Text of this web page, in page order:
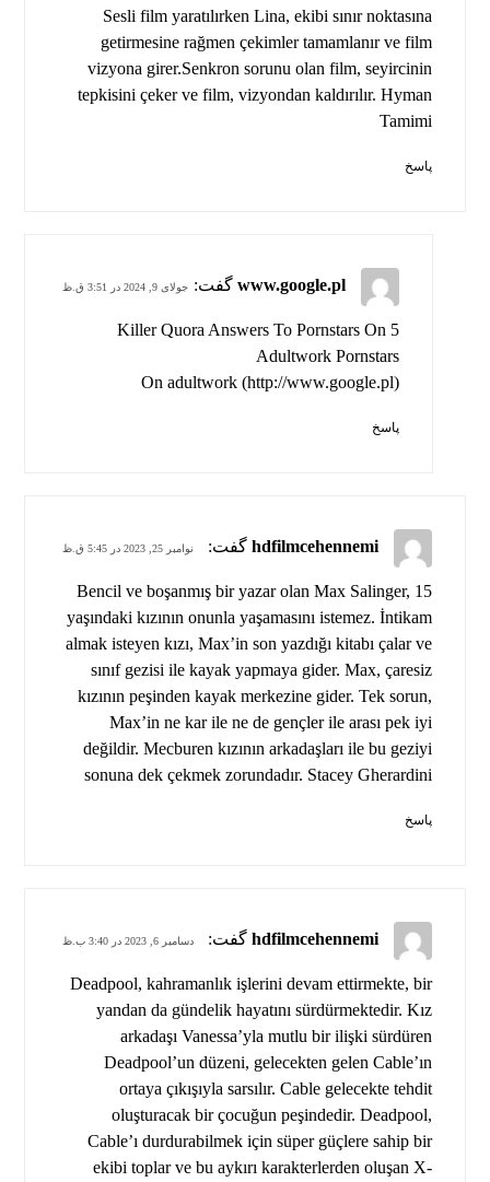
Sesli film yaratılırken Lina, ekibi sınır noktasına
getirmesine rağmen çekimler tamamlanır ve film
vizyona girer.Senkron sorunu olan film, seyircinin
tepkisini çeker ve film, vizyondan kaldırılır. Hyman
Tamimi
پاسخ
www.google.pl گفت: جولای 9, 2024 در 3:51 ق.ظ
5 Killer Quora Answers To Pornstars On
Adultwork Pornstars
On adultwork (http://www.google.pl)
پاسخ
hdfilmcehennemi گفت: نوامبر 25, 2023 در 5:45 ق.ظ
Bencil ve boşanmış bir yazar olan Max Salinger, 15
yaşındaki kızının onunla yaşamasını istemez. İntikam
almak isteyen kızı, Max’in son yazdığı kitabı çalar ve
sınıf gezisi ile kayak yapmaya gider. Max, çaresiz
kızının peşinden kayak merkezine gider. Tek sorun,
Max’in ne kar ile ne de gençler ile arası pek iyi
değildir. Mecburen kızının arkadaşları ile bu geziyi
sonuna dek çekmek zorundadır. Stacey Gherardini
پاسخ
hdfilmcehennemi گفت: دسامبر 6, 2023 در 3:40 ب.ظ
Deadpool, kahramanlık işlerini devam ettirmekte, bir
yandan da gündelik hayatını sürdürmektedir. Kız
arkadaşı Vanessa’yla mutlu bir ilişki sürdüren
Deadpool’un düzeni, gelecekten gelen Cable’ın
ortaya çıkışıyla sarsılır. Cable gelecekte tehdit
oluşturacak bir çocuğun peşindedir. Deadpool,
Cable’ı durdurabilmek için süper güçlere sahip bir
ekibi toplar ve bu aykırı karakterlerden oluşan X-